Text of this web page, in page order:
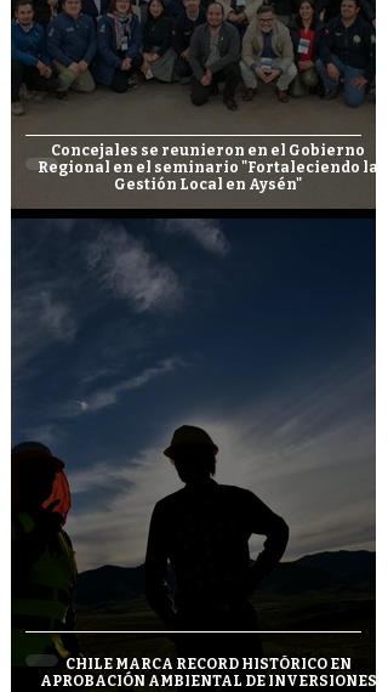
Concejales se reunieron en el Gobierno
Regional en el seminario "Fortaleciendo la
Gestión Local en Aysén"
CHILE MARCA RECORD HISTÓRICO EN
APROBACIÓN AMBIENTAL DE INVERSIONES